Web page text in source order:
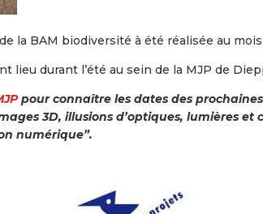
la BAM biodiversité à été réalisée au mois
lieu durant l’été au sein de la MJP de
pour connaître les dates des
3D, illusions d’optiques, lumières et
numérique”.